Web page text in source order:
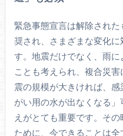
緊急事態宣言は解除され
奨され、さまざまな変化
す。地震だけでなく、雨
ことも考えられ、複合災
震の規模が大きければ、
がい用の水が出なくなる
えがとても重要です。そ
ために、今できることは全